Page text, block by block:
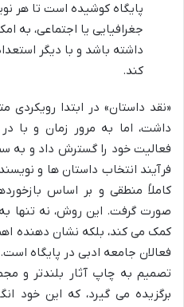
پایگاه کوشیده است تا هر
جغرافیایی یا اجتماعی، به
داشته باشد و با دیگر
کند.
«نقد داستان» در ابتدا رویکردی
داشت، اما به مرور زمان و با
فعالیت خود را گسترش داد و به
فرآیند انتخاب داستان ها و
کاملاً منطقی و بر اساس
صورت گرفت. این روش، نه تنها
کمک می کند، بلکه نشان دهنده
فعالان جامعه ادبی در پایگاه
تصمیم به چاپ آثار بلندتر و
برگزیده می گیرد، که این خود